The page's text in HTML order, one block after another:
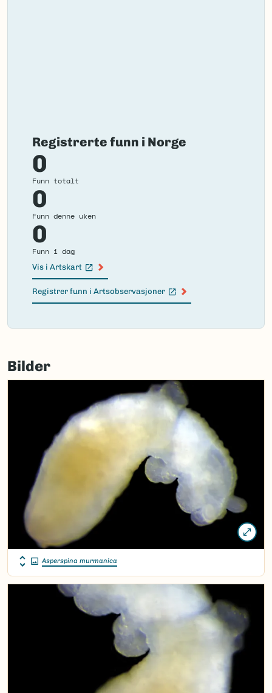
Registrerte funn i Norge
0
Funn totalt
0
Funn denne uken
0
Funn i dag
Vis i Artskart
(Ekstern lenke)
Registrer funn i Artsobservasjoner
(Ekstern lenke)
Failed
load
Bilder
Asperspina murmanica